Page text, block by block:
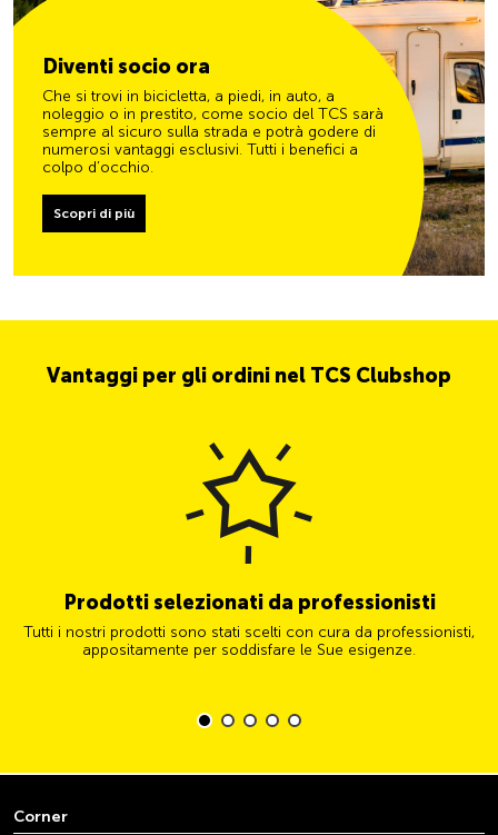
Diventi socio ora
Che si trovi in bicicletta, a piedi, in auto, a
noleggio o in prestito, come socio del TCS sarà
sempre al sicuro sulla strada e potrà godere di
numerosi vantaggi esclusivi. Tutti i benefici a
colpo d’occhio.
Scopri di più
Vantaggi per gli ordini nel TCS Clubshop
Prodotti selezionati da professionisti
Tutti i nostri prodotti sono stati scelti con cura da professionisti,
appositamente per soddisfare le Sue esigenze.
Corner